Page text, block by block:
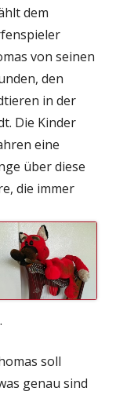
dem
von seinen
den
in der
Die Kinder
eine
über diese
die immer
soll
genau sind